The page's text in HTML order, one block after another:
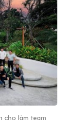
cho làm team